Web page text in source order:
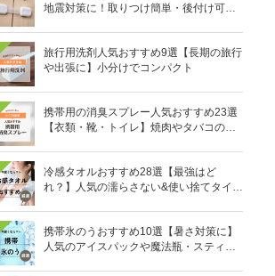
地震対策に！取りつけ簡単・後付け可能
旅行用洗剤人気おすすめ9選【長期の旅行
や出張に】小分けでコンパクト
携帯用の消臭スプレー人気おすすめ23選
【衣類・靴・トイレ】焼肉やタバコのニ
冷感タオルおすすめ28選【最強はど
れ？】人気の濡らさない&使い捨てタイプ
携帯氷のうおすすめ10選【暑さ対策に】
人気のアイスパックや魔法瓶・スティッ